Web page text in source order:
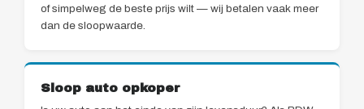
of simpelweg de beste prijs wilt — wij betalen vaak meer
dan de sloopwaarde.
Sloop auto opkoper